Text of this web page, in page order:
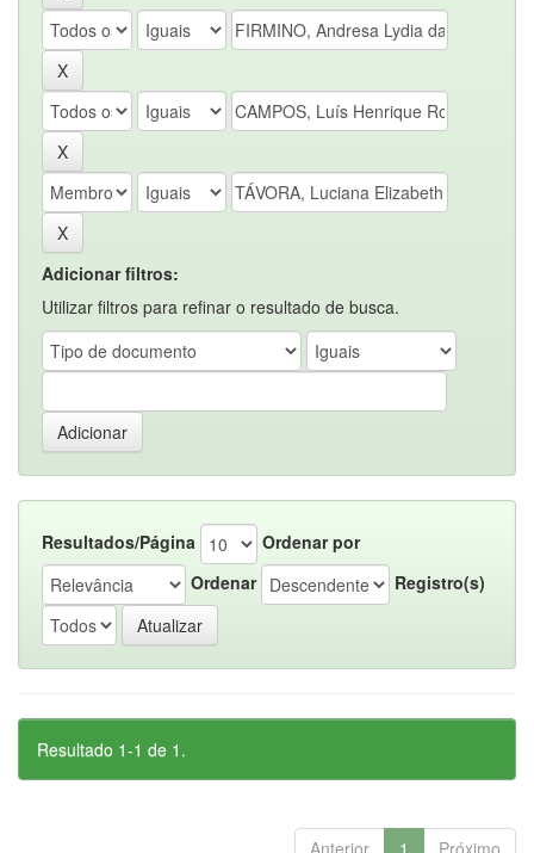
Adicionar filtros:
Utilizar filtros para refinar o resultado de busca.
Resultados/Página
Ordenar por
Ordenar
Registro(s)
Resultado 1-1 de 1.
Anterior 1 Próximo